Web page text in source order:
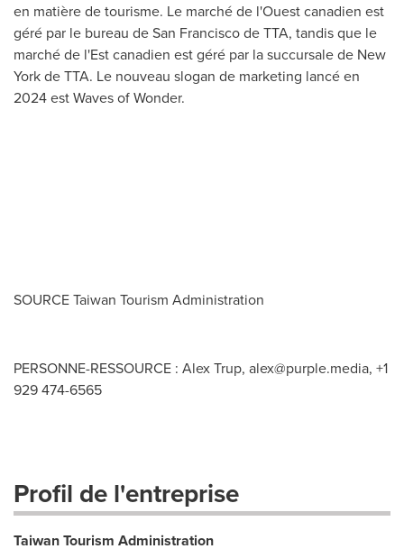
en matière de tourisme. Le marché de l'Ouest canadien est
géré par le bureau deSan Franciscode TTA, tandis que le
marché de l'Est canadien est géré par la succursale de New
Yorkde TTA. Le nouveau slogan de marketing lancé en
2024 est Waves of Wonder.
SOURCE Taiwan Tourism Administration
PERSONNE-RESSOURCE : Alex Trup, alex@purple.media, +1
929 474-6565
Profil de l'entreprise
Taiwan Tourism Administration